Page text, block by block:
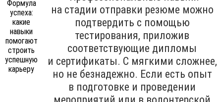
на стадии отправки резюме можно
подтвердить с помощью
тестирования, приложив
соответствующие дипломы
и сертификаты. С мягкими сложнее,
но не безнадежно. Если есть опыт
в подготовке и проведении